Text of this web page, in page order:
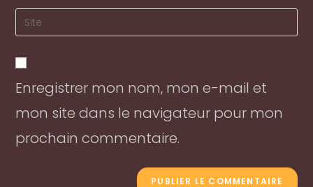
to
comment
email
address
comment
Enter
your
URL
(optional)
Enregistrer mon nom, mon e-mail et
mon site dans le navigateur pour mon
prochain commentaire.